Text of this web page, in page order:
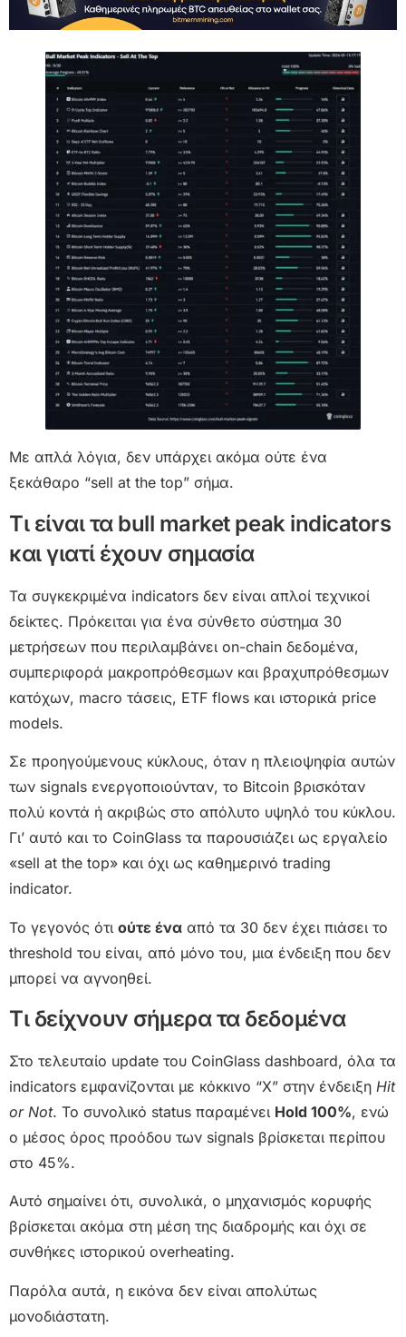
Με απλά λόγια, δεν υπάρχει ακόμα ούτε ένα
ξεκάθαρο “sell at the top” σήμα.
Τι είναι τα bull market peak indicators
και γιατί έχουν σημασία
Τα συγκεκριμένα indicators δεν είναι απλοί τεχνικοί
δείκτες. Πρόκειται για ένα σύνθετο σύστημα 30
μετρήσεων που περιλαμβάνει on-chain δεδομένα,
συμπεριφορά μακροπρόθεσμων και βραχυπρόθεσμων
κατόχων, macro τάσεις, ETF flows και ιστορικά price
models.
Σε προηγούμενους κύκλους, όταν η πλειοψηφία αυτών
των signals ενεργοποιούνταν, το Bitcoin βρισκόταν
πολύ κοντά ή ακριβώς στο απόλυτο υψηλό του κύκλου.
Γι’ αυτό και το CoinGlass τα παρουσιάζει ως εργαλείο
«sell at the top» και όχι ως καθημερινό trading
indicator.
Το γεγονός ότι ούτε ένα από τα 30 δεν έχει πιάσει το
threshold του είναι, από μόνο του, μια ένδειξη που δεν
μπορεί να αγνοηθεί.
Τι δείχνουν σήμερα τα δεδομένα
Στο τελευταίο update του CoinGlass dashboard, όλα τα
indicators εμφανίζονται με κόκκινο “X” στην ένδειξη Hit
or Not. Το συνολικό status παραμένει Hold 100%, ενώ
ο μέσος όρος προόδου των signals βρίσκεται περίπου
στο 45%.
Αυτό σημαίνει ότι, συνολικά, ο μηχανισμός κορυφής
βρίσκεται ακόμα στη μέση της διαδρομής και όχι σε
συνθήκες ιστορικού overheating.
Παρόλα αυτά, η εικόνα δεν είναι απολύτως
μονοδιάστατη.